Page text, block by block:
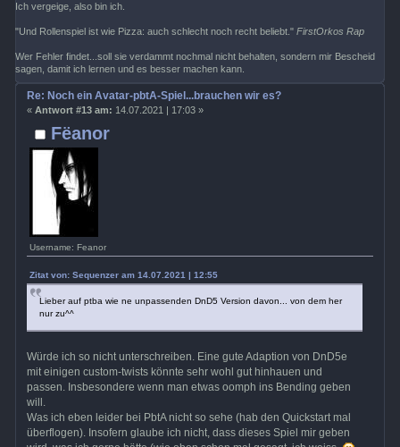
Ich vergeige, also bin ich.
"Und Rollenspiel ist wie Pizza: auch schlecht noch recht beliebt."FirstOrkos Rap
Wer Fehler findet...soll sie verdammt nochmal nicht behalten, sondern mir Bescheid
sagen, damit ich lernen und es besser machen kann.
Fëanor
Username: Feanor
Re: Noch ein Avatar-pbtA-Spiel...brauchen wir es?
« Antwort #13 am: 14.07.2021 | 17:03 »
Zitat von: Sequenzer am 14.07.2021 | 12:55
Lieber auf ptba wie ne unpassenden DnD5 Version davon... von dem her
nur zu^^
Würde ich so nicht unterschreiben. Eine gute Adaption von DnD5e
mit einigen custom-twists könnte sehr wohl gut hinhauen und
passen. Insbesondere wenn man etwas oomph ins Bending geben
will.
Was ich eben leider bei PbtA nicht so sehe (hab den Quickstart mal
überflogen). Insofern glaube ich nicht, dass dieses Spiel mir geben